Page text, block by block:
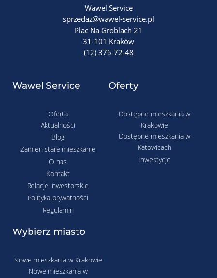
Wawel Service
sprzedaz@wawel-service.pl
Plac Na Groblach 21
31-101 Kraków
(12) 376-72-48
Wawel Service
Oferta
Aktualności
Blog
Zamień stare mieszkanie
O nas
Kontakt
Relacje inwestorskie
Polityka prywatności
Regulamin
Oferty
Dostępne mieszkania w
Krakowie
Dostępne mieszkania w
Katowicach
Inwestycje
Wybierz miasto
Nowe mieszkania w Krakowie
Nowe mieszkania w